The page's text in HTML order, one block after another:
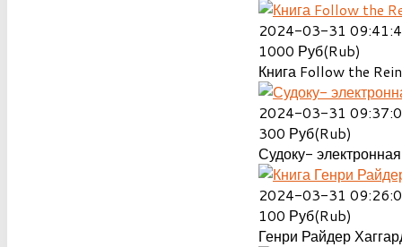
2024-03-31
1000 Руб(Rub)
Книга Follow the
2024-03-31
300 Руб(Rub)
Судоку-
2024-03-31
100 Руб(Rub)
Генри Райдер